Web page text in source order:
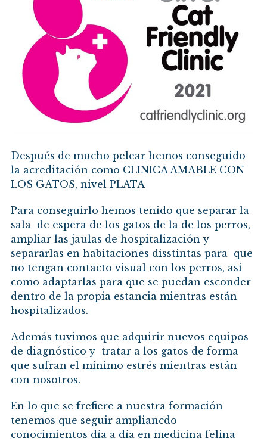
Después de mucho pelear hemos conseguido
la acreditación como CLINICA AMABLE CON
LOS GATOS, nivel PLATA
Para conseguirlo hemos tenido que separar la
sala de espera de los gatos de la de los perros,
ampliar las jaulas de hospitalización y
separarlas en habitaciones disstintas para que
no tengan contacto visual con los perros, asi
como adaptarlas para que se puedan esconder
dentro de la propia estancia mientras están
hospitalizados.
Además tuvimos que adquirir nuevos equipos
de diagnóstico y tratar a los gatos de forma
que sufran el mínimo estrés mientras están
con nosotros.
En lo que se frefiere a nuestra formación
tenemos que seguir ampliancdo
conocimientos día a día en medicina felina